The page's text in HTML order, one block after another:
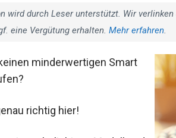
wird durch Leser unterstützt. Wir
eine Vergütung erhalten. Mehr erfahren.
minderwertigen Smart
richtig hier!